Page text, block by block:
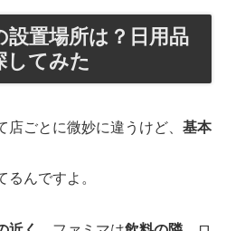
設置場所は？日用品
してみた
ごとに微妙に違うけど、 基本
んですよ。